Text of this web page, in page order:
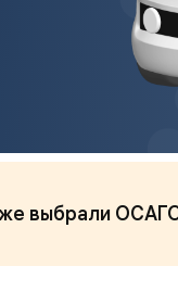
выбрали